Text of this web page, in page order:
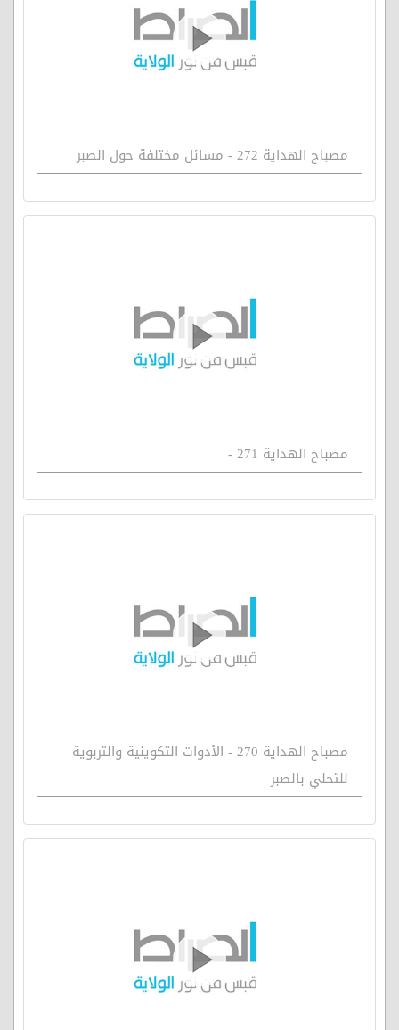
مصباح الهداية 272 - مسائل مختلفة حول الصبر
مصباح الهداية 271 -
مصباح الهداية 270 - الأدوات التكوينية والتربوية
للتحلي بالصبر